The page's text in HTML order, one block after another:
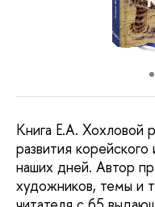
Книга Е.А. Хохловой
развития
наших дней. Автор
художников, темы и